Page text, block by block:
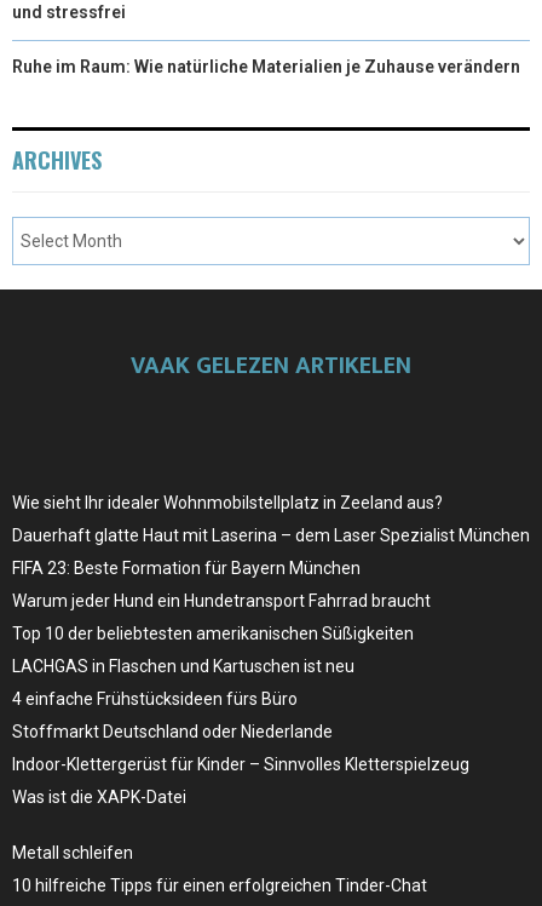
und stressfrei
Ruhe im Raum: Wie natürliche Materialien je Zuhause verändern
ARCHIVES
VAAK GELEZEN ARTIKELEN
Wie sieht Ihr idealer Wohnmobilstellplatz in Zeeland aus?
Dauerhaft glatte Haut mit Laserina – dem Laser Spezialist München
FIFA 23: Beste Formation für Bayern München
Warum jeder Hund ein Hundetransport Fahrrad braucht
Top 10 der beliebtesten amerikanischen Süßigkeiten
LACHGAS in Flaschen und Kartuschen ist neu
4 einfache Frühstücksideen fürs Büro
Stoffmarkt Deutschland oder Niederlande
Indoor-Klettergerüst für Kinder – Sinnvolles Kletterspielzeug
Was ist die XAPK-Datei
Metall schleifen
10 hilfreiche Tipps für einen erfolgreichen Tinder-Chat